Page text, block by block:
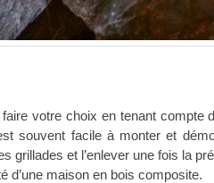
votre choix en tenant compte
souvent facile à monter et
grillades et l’enlever une fois la
d’une maison en bois composite.